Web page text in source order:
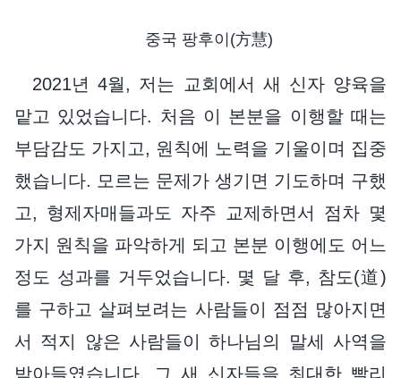
중국 팡후이(方慧)
2021년 4월, 저는 교회에서 새 신자 양육을
맡고 있었습니다. 처음 이 본분을 이행할 때는
부담감도 가지고, 원칙에 노력을 기울이며 집중
했습니다. 모르는 문제가 생기면 기도하며 구했
고, 형제자매들과도 자주 교제하면서 점차 몇
가지 원칙을 파악하게 되고 본분 이행에도 어느
정도 성과를 거두었습니다. 몇 달 후, 참도(道)
를 구하고 살펴보려는 사람들이 점점 많아지면
서 적지 않은 사람들이 하나님의 말세 사역을
받아들였습니다. 그 새 신자들을 최대한 빨리